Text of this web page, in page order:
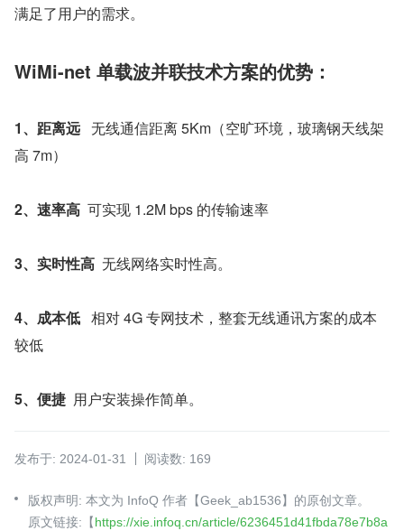
满足了用户的需求。
WiMi-net 单载波并联技术方案的优势：
1、距离远 无线通信距离 5Km（空旷环境，玻璃钢天线架
高 7m）
2、速率高 可实现 1.2M bps 的传输速率
3、实时性高 无线网络实时性高。
4、成本低 相对 4G 专网技术，整套无线通讯方案的成本
较低
5、便捷 用户安装操作简单。
发布于: 2024-01-31 阅读数: 169
版权声明: 本文为 InfoQ 作者【Geek_ab1536】的原创文章。
原文链接:【https://xie.infoq.cn/article/6236451d41fbda78e7b8a